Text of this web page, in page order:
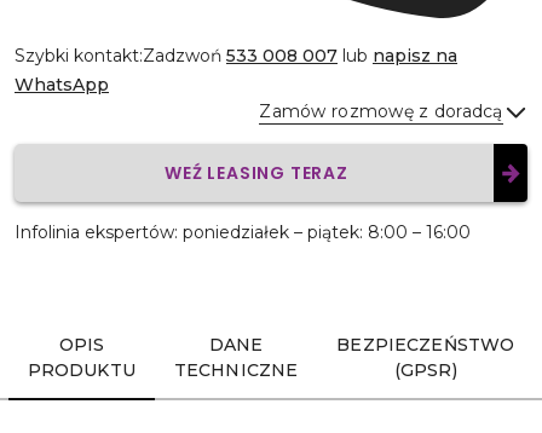
Szybki kontakt:Zadzwoń 533 008 007 lub napisz na
WhatsApp
Zamów rozmowę z doradcą
Wyślij
WEŹ LEASING TERAZ
Infolinia ekspertów: poniedziałek – piątek: 8:00 – 16:00
OPIS
PRODUKTU
DANE
TECHNICZNE
BEZPIECZEŃSTWO
(GPSR)